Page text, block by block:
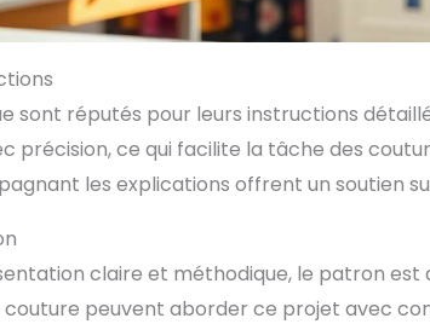
sont réputés pour leurs instructions
précision, ce qui facilite la tâche des
les explications offrent un soutien
claire et méthodique, le patron est
peuvent aborder ce projet avec